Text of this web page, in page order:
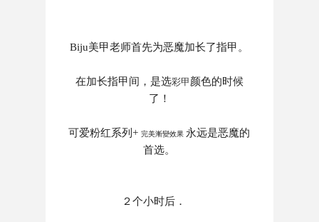
Biju美甲老师首先为恶魔加长了指甲。
在加长指甲间，是选彩甲 颜色的时候
了！
可爱粉红系列+完美漸變效果 永远是恶魔的
首选。
２个小时后．